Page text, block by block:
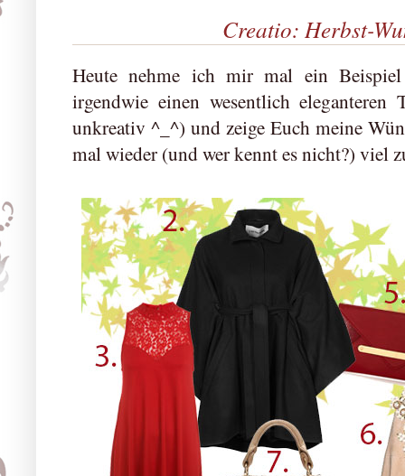
Creatio: Herbst-
Heute nehme ich mir mal ein
irgendwie einen wesentlich
unkreativ ^_^) und zeige Euch meine
mal wieder (und wer kennt es nicht?) viel